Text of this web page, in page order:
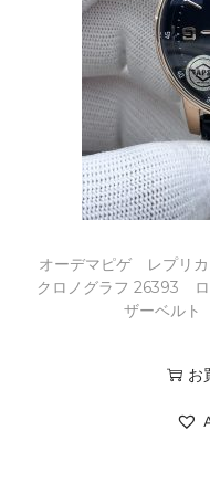
オーデマピゲ レプリカ
クロノグラフ 26393
ザーベルト
お